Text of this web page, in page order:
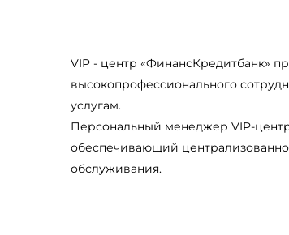
VIP - центр «ФинансКредитбанк»
высокопрофессионального
услугам.
Персональный менеджер VIP-
обеспечивающий
обслуживания.